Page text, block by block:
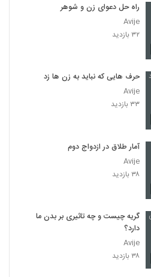
راه حل دعوای زن و شوهر
Avije
۳۲ بازدید
حرف هایی که نباید به زن ها زد
Avije
۳۳ بازدید
آمار طلاق در ازدواج دوم
Avije
۳۸ بازدید
گریه چیست و چه تاثیری بر بدن ما
دارد؟
Avije
۳۸ بازدید